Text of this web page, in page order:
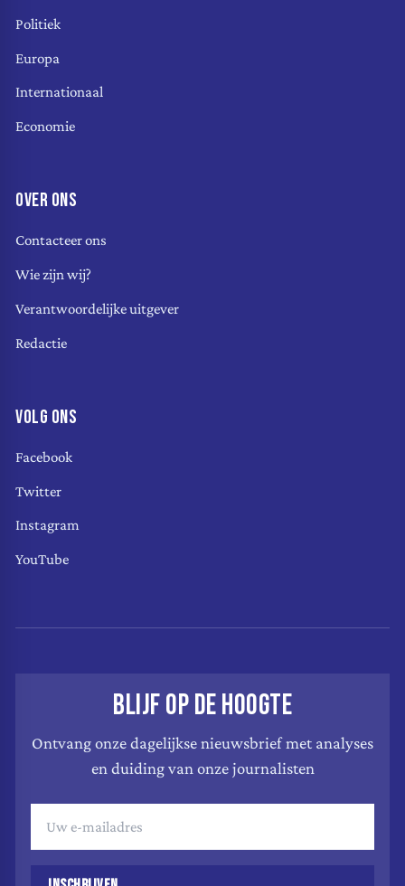
Politiek
Europa
Internationaal
Economie
OVER ONS
Contacteer ons
Wie zijn wij?
Verantwoordelijke uitgever
Redactie
VOLG ONS
Facebook
Twitter
Instagram
YouTube
BLIJF OP DE HOOGTE
Ontvang onze dagelijkse nieuwsbrief met analyses
en duiding van onze journalisten